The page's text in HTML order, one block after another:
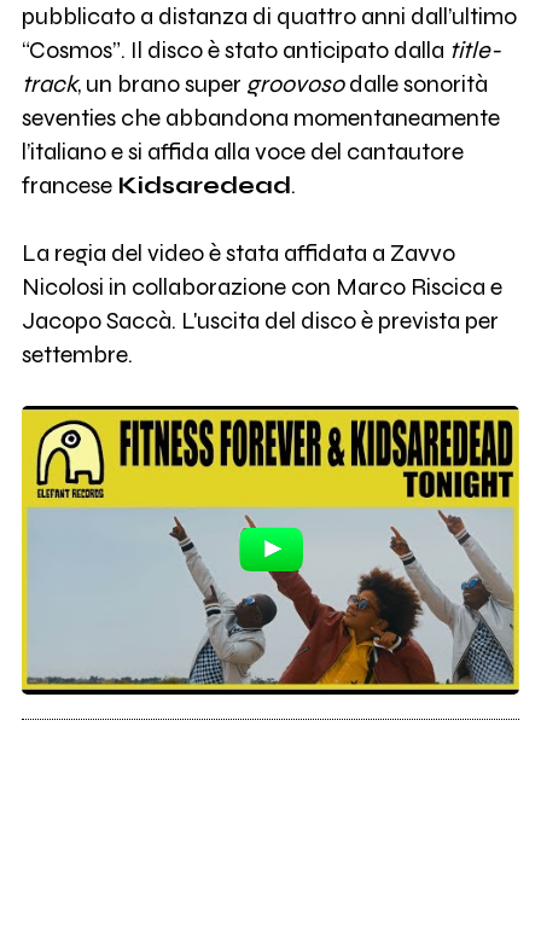
pubblicato a distanza di quattro anni dall’ultimo
“Cosmos”. Il disco è stato anticipato dalla title-
track, un brano super groovosodalle sonorità
seventies che abbandona momentaneamente
l’italiano e si affida alla voce del cantautore
francese Kidsaredead.
La regia del video è stata affidata a Zavvo
Nicolosi in collaborazione con Marco Riscica e
Jacopo Saccà. L'uscita del disco è prevista per
settembre.